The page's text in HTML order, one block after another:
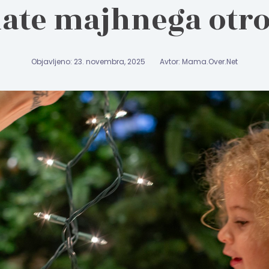
majhnega
Objavljeno: 23. novembra, 2025 Avtor: Mama.Over.Net